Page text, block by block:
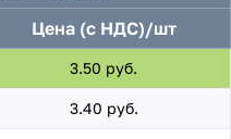
Цена (с НДС)/шт
3.50 руб.
3.40 руб.